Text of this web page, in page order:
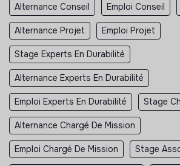
Alternance Conseil Emploi Conseil
Alternance Projet Emploi Projet
Stage Experts En Durabilité
Alternance Experts En Durabilité
Emploi Experts En Durabilité Stage
Alternance Chargé De Mission
Emploi Chargé De Mission Stage